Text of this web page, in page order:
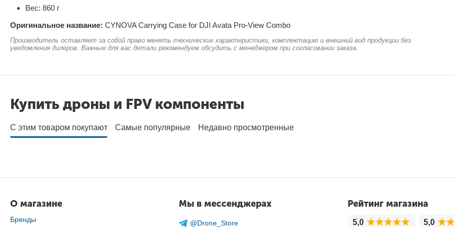
Вес: 860 г
Оригинальное название: CYNOVA Carrying Case for DJI Avata Pro-View Combo
Производитель оставляет за собой право менять технические характеристики, комплектацию и внешний вид продукции без
уведомления дилеров. Важные для вас детали рекомендуем обсудить с менеджером при согласовании заказа.
Купить дроны и FPV компоненты
С этим товаром покупают Самые популярные Недавно просмотренные
О магазине
Бренды
Мы в мессенджерах
@Drone_Store
Рейтинг магазина
5,0 5,0